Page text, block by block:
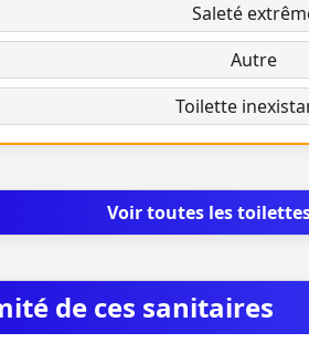
Saleté
Autre
Toilette
Voir toutes les
de ces sanitaires